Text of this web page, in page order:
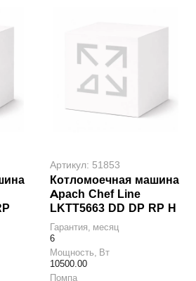
Артикул: 51853
Котломоечная машина
Apach Chef Line
LKTT5663 DD DP RP H
Гарантия, месяц
6
Мощность, Вт
10500.00
Помпа